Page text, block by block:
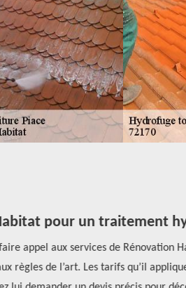
pour un traitement
appel aux services de Rénovation
règles de l’art. Les tarifs qu’il